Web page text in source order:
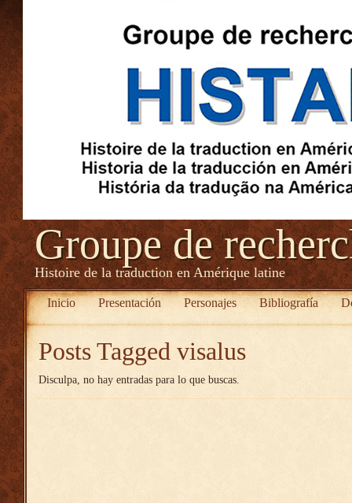
Groupe de
Histoire de la traduction en Amérique latine
Inicio Presentación Personajes Bibliografía
Posts Tagged visalus
Disculpa, no hay entradas para lo que buscas.